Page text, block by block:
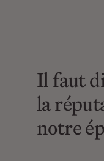
Il faut
la
notre